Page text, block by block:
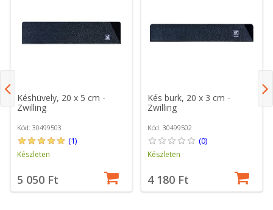
Késhüvely, 20 x 5 cm -
Zwilling
Kód: 30499503
(1)
Készleten
5 050 Ft
Kés burk, 20 x 3 cm -
Zwilling
Kód: 30499502
(0)
Készleten
4 180 Ft